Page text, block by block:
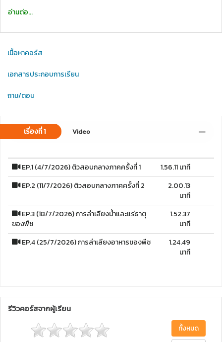
อ่านต่อ...
เนื้อหาคอร์ส
เอกสารประกอบการเรียน
ถาม/ตอบ
เรื่องที่ 1 Video
EP.1 (4/7/2026) ติวสอบกลางภาคครั้งที่ 1
1.56.11 นาที
EP.2 (11/7/2026) ติวสอบกลางภาคครั้งที่ 2
2.00.13
นาที
EP.3 (18/7/2026) การลำเลียงน้ำและแร่ธาตุ
ของพืช
1.52.37
นาที
EP.4 (25/7/2026) การลำเลียงอาหารของพืช
1.24.49
นาที
รีวิวคอร์สจากผู้เรียน
ทั้งหมด